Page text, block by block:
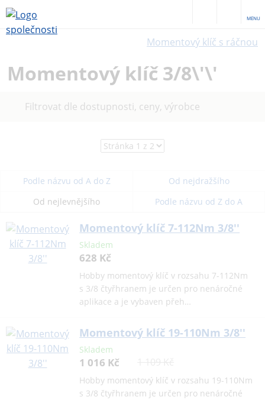
MENU
Momentový klíč s ráčnou
Momentový klíč 3/8\'\'
Filtrovat dle dostupnosti, ceny, výrobce
Podle názvu od A do Z
Od nejdražšího
Od nejlevnějšího
Podle názvu od Z do A
Momentový klíč 7-112Nm 3/8''
Skladem
628 Kč
Hobby momentový klíč v rozsahu 7-112Nm
s 3/8 čtyřhranem je určen pro nenáročné
aplikace a je vybaven přeh…
Momentový klíč 19-110Nm 3/8''
Skladem
1 016 Kč
Hobby momentový klíč v rozsahu 19-110Nm
s 3/8 čtyřhranem je určen pro nenáročné